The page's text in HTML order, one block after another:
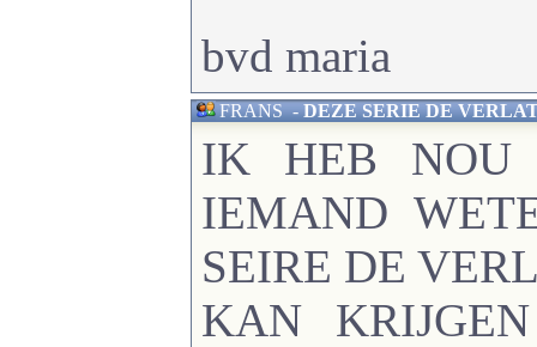
bvd maria
FRANS-DEZE SERIE DE
IK HEB NOU
IEMAND
SEIRE DE
KAN